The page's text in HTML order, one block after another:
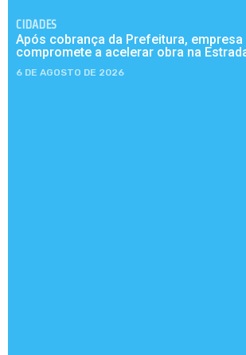
CIDADES
Após cobrança da Prefeitura, empresa
compromete a acelerar obra na
6 DE AGOSTO DE 2026